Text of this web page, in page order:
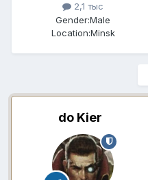
2,1 тыс
Gender:Male
Location:Minsk
do Kier